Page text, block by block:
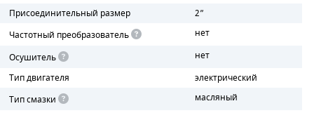
Присоединительный размер
2”
Частотный преобразователь
нет
Осушитель
нет
Тип двигателя
электрический
Тип смазки
масляный
ДЕТАЛИ ПОРШНЕВЫХ КОМПРЕССОРОВ
ДЕТАЛИ СПИРАЛЬНЫХ КОМПРЕССОРОВ
ДЕТАЛИ НАСОСНОЙ ЧАСТИ